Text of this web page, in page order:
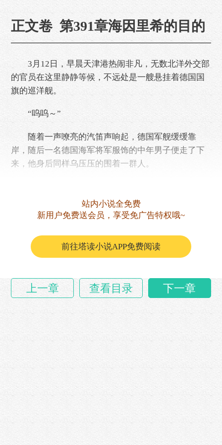
正文卷 第391章海因里希的目的
3月12日，早晨天津港热闹非凡，无数北洋外交部
的官员在这里静静等候，不远处是一艘悬挂着德国国
旗的巡洋舰。
“呜呜～”
随着一声嘹亮的汽笛声响起，德国军舰缓缓靠
岸，随后一名德国海军将军服饰的中年男子便走了下
来，他身后同样乌压压的围着一群人。
廉二世陛下转达最诚挚的问候！”李光宗笑着说道。
站内小说全免费
新用户免费送会员，享受免广告特权哦~
前往塔读小说APP免费阅读
上一章 查看目录 下一章